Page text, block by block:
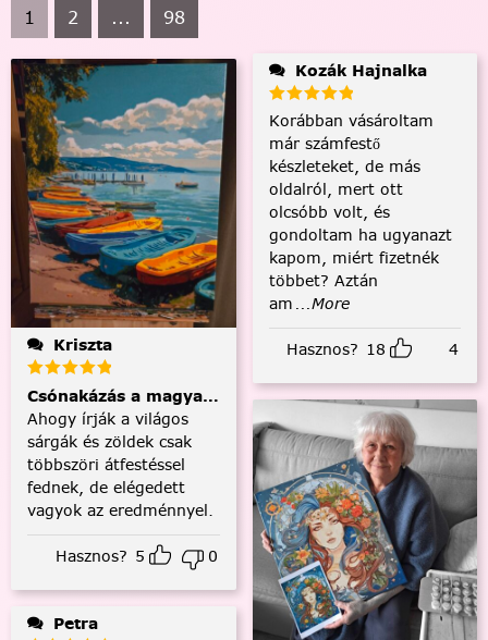
1 2 ... 98
Kriszta
Csónakázás a magyar tengeren
Ahogy írják a világos
sárgák és zöldek csak
többszöri átfestéssel
fednek, de elégedett
vagyok az eredménnyel.
Hasznos? 5 0
Petra
Kozák Hajnalka
Korábban vásároltam
már számfestő
készleteket, de más
oldalról, mert ott
olcsóbb volt, és
gondoltam ha ugyanazt
kapom, miért fizetnék
többet? Aztán
am ...More
Hasznos? 18 4